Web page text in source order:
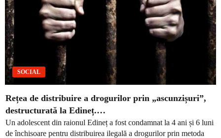
SOCIAL
Rețea de distribuire a drogurilor prin „ascunzișuri”,
destructurată la Edineț.…
Un adolescent din raionul Edineț a fost condamnat la 4 ani și 6 luni
de închisoare pentru distribuirea ilegală a drogurilor prin metoda